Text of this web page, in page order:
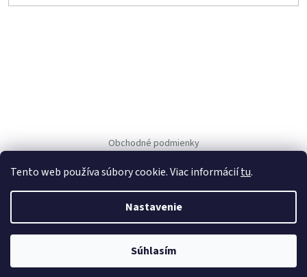
Tento web používa súbory cookie. Viac informáciítu.
Nastavenie
Súhlasím
Obchodné podmienky
Ochrana osob. údajov
Vejpka.sk. Všetky práva vyhradené.
Používámeověření věku Adulto